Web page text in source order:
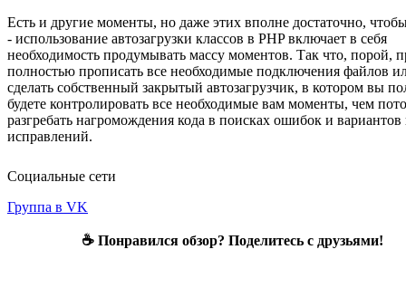
Есть и другие моменты, но даже этих вполне достаточно,
- использование автозагрузки классов в PHP включает в себя
необходимость продумывать массу моментов. Так что, порой,
полностью прописать все необходимые подключения файлов
сделать собственный закрытый автозагрузчик, в котором вы
будете контролировать все необходимые вам моменты, чем
разгребать нагромождения кода в поисках ошибок и вариантов
исправлений.
Социальные сети
Группа в VK
☕ Понравился обзор? Поделитесь с друзьями!